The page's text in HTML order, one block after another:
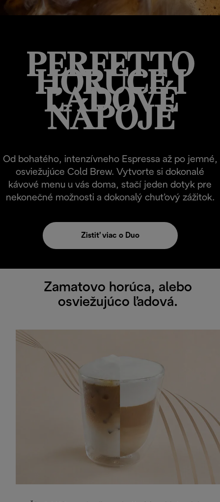
PERFETTO
HORÚCE I
ĽADOVÉ
NÁPOJE
Od bohatého, intenzívneho Espressa až po jemné,
osviežujúce Cold Brew. Vytvorte si dokonalé
kávové menu u vás doma, stačí jeden dotyk pre
nekonečné možnosti a dokonalý chuťový zážitok.
Zistiť viac o Duo
Zamatovo horúca, alebo
osviežujúco ľadová.